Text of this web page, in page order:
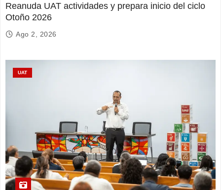
Reanuda UAT actividades y prepara inicio del ciclo
Otoño 2026
Ago 2, 2026
UAT